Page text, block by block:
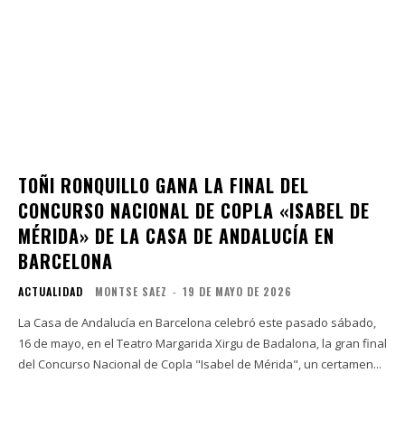
TOÑI RONQUILLO GANA LA FINAL DEL
CONCURSO NACIONAL DE COPLA «ISABEL DE
MÉRIDA» DE LA CASA DE ANDALUCÍA EN
BARCELONA
ACTUALIDAD MONTSE SAEZ - 19 DE MAYO DE 2026
La Casa de Andalucía en Barcelona celebró este pasado sábado,
16 de mayo, en el Teatro Margarida Xirgu de Badalona, la gran final
del Concurso Nacional de Copla "Isabel de Mérida", un certamen...